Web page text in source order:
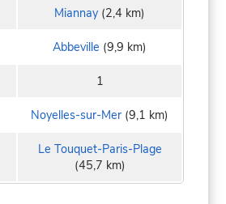
Miannay (2,4 km)
Abbeville (9,9 km)
1
Noyelles-sur-Mer (9,1 km)
Le Touquet-Paris-Plage
(45,7 km)